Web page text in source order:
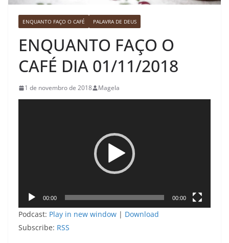
ENQUANTO FAÇO O CAFÉ PALAVRA DE DEUS
ENQUANTO FAÇO O
CAFÉ DIA 01/11/2018
1 de novembro de 2018 Magela
00:00 00:00
Podcast: Play in new window | Download
Subscribe: RSS